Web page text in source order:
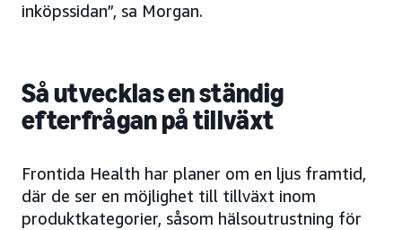
inköpssidan”, sa Morgan.
Så utvecklas en ständig
efterfrågan på tillväxt
Frontida Health har planer om en ljus framtid,
där de ser en möjlighet till tillväxt inom
produktkategorier, såsom hälsoutrustning för